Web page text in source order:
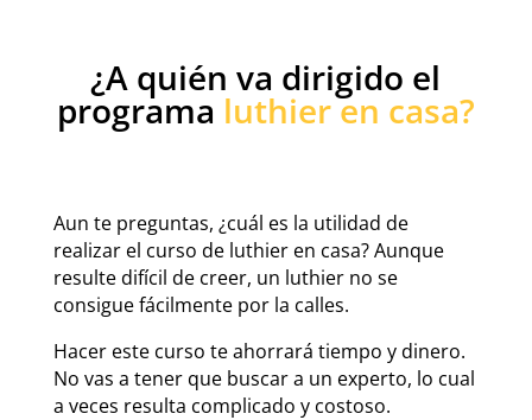
¿A quién va dirigido el
programa luthier en casa?
Aun te preguntas, ¿cuál es la utilidad de
realizar el curso de luthier en casa? Aunque
resulte difícil de creer, un luthier no se
consigue fácilmente por la calles.
Hacer este curso te ahorrará tiempo y dinero.
No vas a tener que buscar a un experto, lo cual
a veces resulta complicado y costoso.